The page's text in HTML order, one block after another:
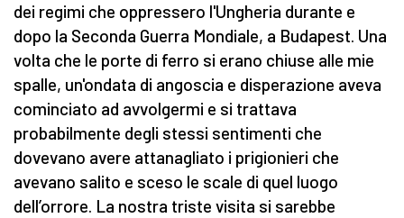
dei regimi che oppressero l'Ungheria durante e
dopo la Seconda Guerra Mondiale, a Budapest. Una
volta che le porte di ferro si erano chiuse alle mie
spalle, un'ondata di angoscia e disperazione aveva
cominciato ad avvolgermi e si trattava
probabilmente degli stessi sentimenti che
dovevano avere attanagliato i prigionieri che
avevano salito e sceso le scale di quel luogo
dell’orrore. La nostra triste visita si sarebbe